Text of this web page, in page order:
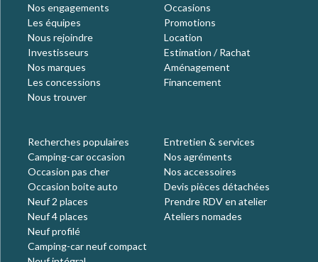
Nos engagements
Les équipes
Nous rejoindre
Investisseurs
Nos marques
Les concessions
Nous trouver
Occasions
Promotions
Location
Estimation / Rachat
Aménagement
Financement
Recherches populaires
Camping-car occasion
Occasion pas cher
Occasion boite auto
Neuf 2 places
Neuf 4 places
Neuf profilé
Camping-car neuf compact
Entretien & services
Nos agréments
Nos accessoires
Devis pièces détachées
Prendre RDV en atelier
Ateliers nomades